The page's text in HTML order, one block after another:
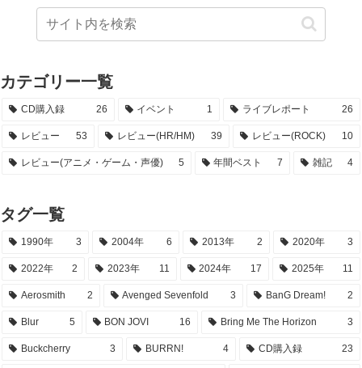
カテゴリー一覧
CD購入録 26 イベント 1 ライブレポート 26
レビュー 53 レビュー(HR/HM) 39 レビュー(ROCK) 10
レビュー(アニメ・ゲーム・声優) 5 年間ベスト 7 雑記 4
タグ一覧
1990年 3 2004年 6 2013年 2 2020年 3
2022年 2 2023年 11 2024年 17 2025年 11
Aerosmith 2 Avenged Sevenfold 3 BanG Dream! 2
Blur 5 BON JOVI 16 Bring Me The Horizon 3
Buckcherry 3 BURRN! 4 CD購入録 23